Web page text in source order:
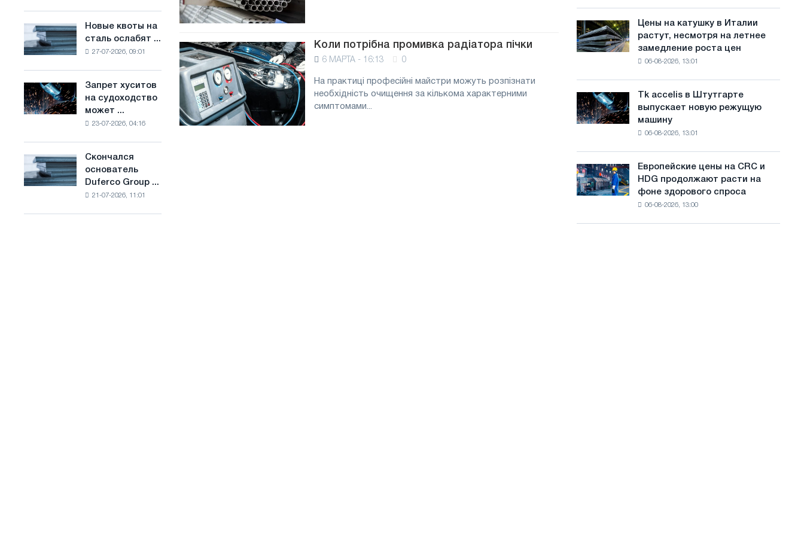
с
а
й
основе
водорода
Франции
отраслевые
ограничения
амбициями
по
борьбе
с
Новые
квоты
на
конкуренцию
в
Новые квоты на
сталь ослабят ...
27-07-2026, 09:01
Запрет
хуситов
на
импорт
Саудовской
Запрет хуситов
на судоходство
может ...
23-07-2026, 04:16
Скончался
основатель
Duferco
Скончался
основатель
Duferco Group ...
21-07-2026, 11:01
Коли
потрібна
промивка
радіатора
пічки
Коли потрібна промивка радіатора пічки
6 МАРТА - 16:13 0
На практиці професійні майстри можуть розпізнати
необхідність очищення за кількома характерними
симптомами...
года
советской
авиации
Великой
Отечественной
войны
Цены
на
катушку
несмотря
на
роста
цен
Цены на катушку в Италии
растут, несмотря на летнее
замедление роста цен
06-08-2026, 13:01
Tk
accelis
в
режущую
машину
Tk accelis в Штутгарте
выпускает новую режущую
машину
06-08-2026, 13:01
Европейские
цены
на
Европейские цены на CRC и
HDG продолжают расти на
фоне здорового спроса
06-08-2026, 13:00